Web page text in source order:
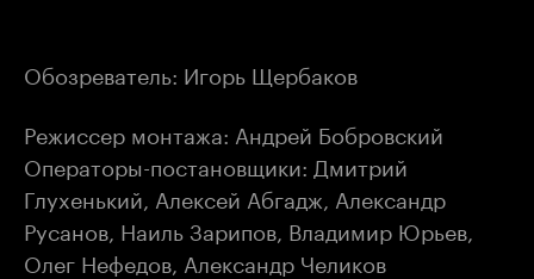
Обозреватель: Игорь Щербаков
Режиссер монтажа: Андрей Бобровский
Операторы-постановщики: Дмитрий
Глухенький, Алексей Абгадж, Александр
Русанов, Наиль Зарипов, Владимир Юрьев,
Олег Нефедов, Александр Челиков